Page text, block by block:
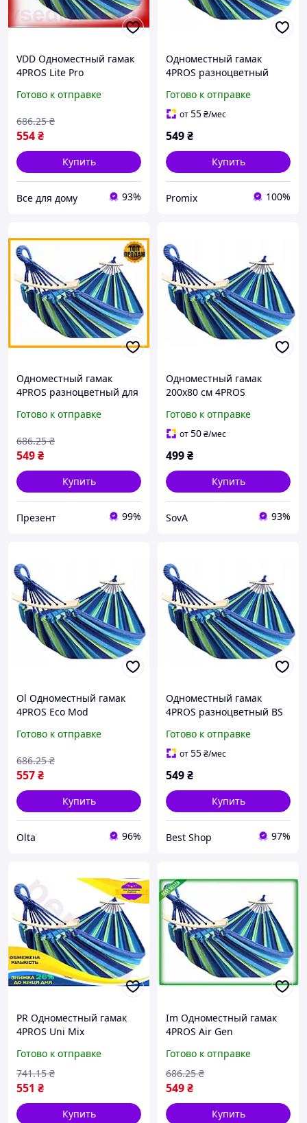
VDD Одноместный гамак
4PROS Lite Pro
туристический для
на природе хл VDD11-S
Готово к отправке
554₴
686.25 ₴
Купить
Все для дому 93%
Одноместный гамак
4PROS разноцветный
Готово к отправке
от55₴/мес
549₴
Купить
Promix 100%
Одноместный гамак
4PROS разноцветный для
хлопковый гамак с
Готово к отправке
549₴
686.25 ₴
Купить
Презент 99%
Одноместный гамак
200х80 см 4PROS
Готово к отправке
от50₴/мес
499₴
Купить
SovA 93%
Ol Одноместный гамак
4PROS Eco Mod
туристический для
на природе хло TOP22-G
Готово к отправке
557₴
686.25 ₴
Купить
Olta 96%
Одноместный гамак
4PROS разноцветный BS
Готово к отправке
от55₴/мес
549₴
Купить
Best Shop 97%
PR Одноместный гамак
4PROS Uni Mix
туристический для
отдыха и расслабления
на природе хло Per33/R
Готово к отправке
551 ₴
741.15 ₴
Купить
Im Одноместный гамак
4PROS Air Gen
туристический для
отдыха и релаксации с
деревянной рам IMD22/G
Готово к отправке
549₴
686.25 ₴
Купить